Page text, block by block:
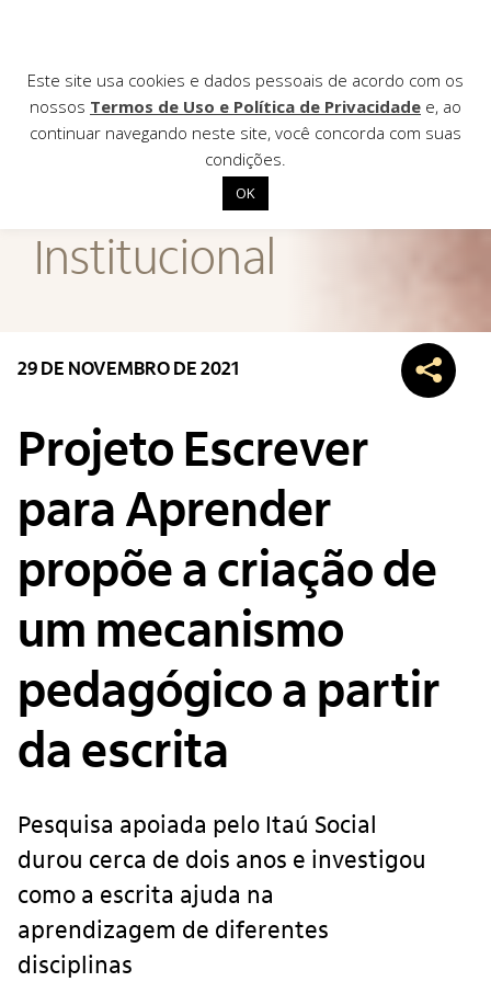
Institucional
Editais
Contato
Institucional
29 DE NOVEMBRO DE 2021
Projeto Escrever
para Aprender
propõe a criação de
um mecanismo
pedagógico a partir
da escrita
Pesquisa apoiada pelo Itaú Social
durou cerca de dois anos e investigou
como a escrita ajuda na
aprendizagem de diferentes
disciplinas
Este site usa cookies e dados pessoais de acordo com os
nossos Termos de Uso e Política de Privacidade e, ao
continuar navegando neste site, você concorda com suas
condições.
OK